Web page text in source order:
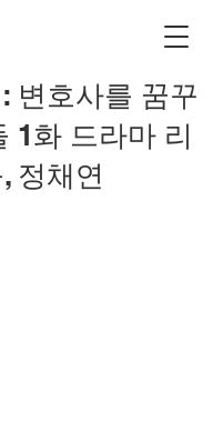
변호사를 꿈꾸
1화 드라마 리
정채연